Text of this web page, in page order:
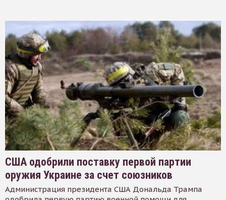
США одобрили поставку первой партии
оружия Украине за счет союзников
Администрация президента США Дональда Трампа